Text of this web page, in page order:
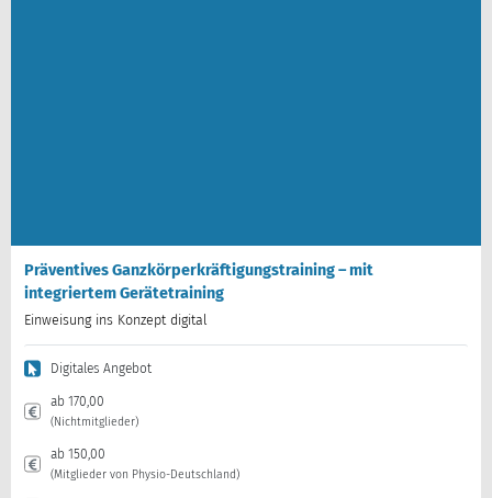
Präventives Ganzkörperkräftigungstraining – mit
integriertem Gerätetraining
Einweisung ins Konzept digital
Digitales Angebot
ab 170,00
(Nichtmitglieder)
ab 150,00
(Mitglieder von Physio-Deutschland)